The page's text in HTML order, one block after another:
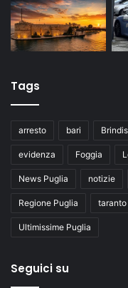
Tags
arresto bari
evidenza Foggia
News Puglia notizie
Regione Puglia taranto
Ultimissime Puglia
Seguici su